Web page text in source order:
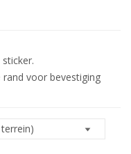
voor bevestiging